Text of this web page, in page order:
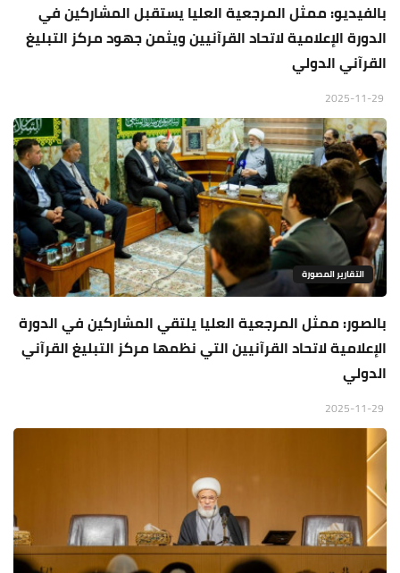
بالفيديو: ممثل المرجعية العليا يستقبل المشاركين في
الدورة الإعلامية لاتحاد القرآنيين ويثمن جهود مركز التبليغ
القرآني الدولي
التقارير المصورة
بالصور: ممثل المرجعية العليا يلتقي المشاركين في الدورة
الإعلامية لاتحاد القرآنيين التي نظمها مركز التبليغ القرآني
الدولي